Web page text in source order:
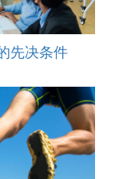
先决条件